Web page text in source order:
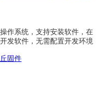
作系统，支持安装软件，在
发软件，无需配置开发环境
固件